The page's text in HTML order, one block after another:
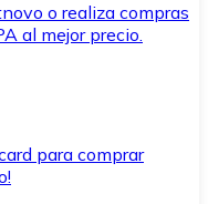
o realiza compras
al mejor precio.
para comprar